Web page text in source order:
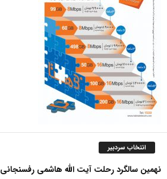
انتخاب سردبیر
نهمین سالگرد رحلت آیت الله هاشمی رفسنجانی